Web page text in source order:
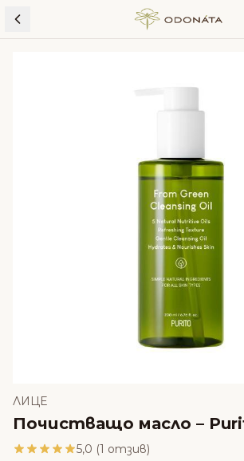
Skip to content
ЛИЦЕ
Почистващо масло –
5,0 (1 отзив)